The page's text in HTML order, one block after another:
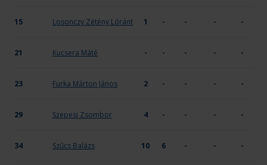
15 Losonczy Zétény Lóránt 1 - - - -
21 Kucsera Máté - - - - -
23 Furka Márton János 2 - - - -
29 Szepesi Zsombor 4 - - - -
34 Szűcs Balázs 10 6 - - -